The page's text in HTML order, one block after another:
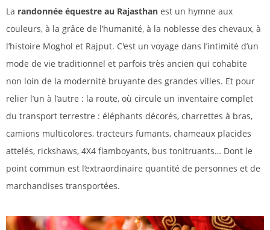
La randonnée équestre au Rajasthan est un hymne aux
couleurs, à la grâce de l’humanité, à la noblesse des chevaux, à
l’histoire Moghol et Rajput. C'est un voyage dans l’intimité d’un
mode de vie traditionnel et parfois très ancien qui cohabite
non loin de la modernité bruyante des grandes villes. Et pour
relier l’un à l’autre : la route, où circule un inventaire complet
du transport terrestre : éléphants décorés, charrettes à bras,
camions multicolores, tracteurs fumants, chameaux placides
attelés, rickshaws, 4X4 flamboyants, bus tonitruants… Dont le
point commun est l’extraordinaire quantité de personnes et de
marchandises transportées.